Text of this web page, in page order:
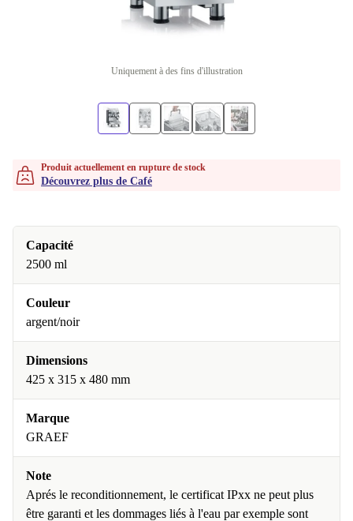
Uniquement à des fins d'illustration
Produit actuellement en rupture de stock
Découvrez plus de Café
Capacité
2500 ml
Couleur
argent/noir
Dimensions
425 x 315 x 480 mm
Marque
GRAEF
Note
Aprés le reconditionnement, le certificat IPxx ne peut plus
être garanti et les dommages liés à l'eau par exemple sont